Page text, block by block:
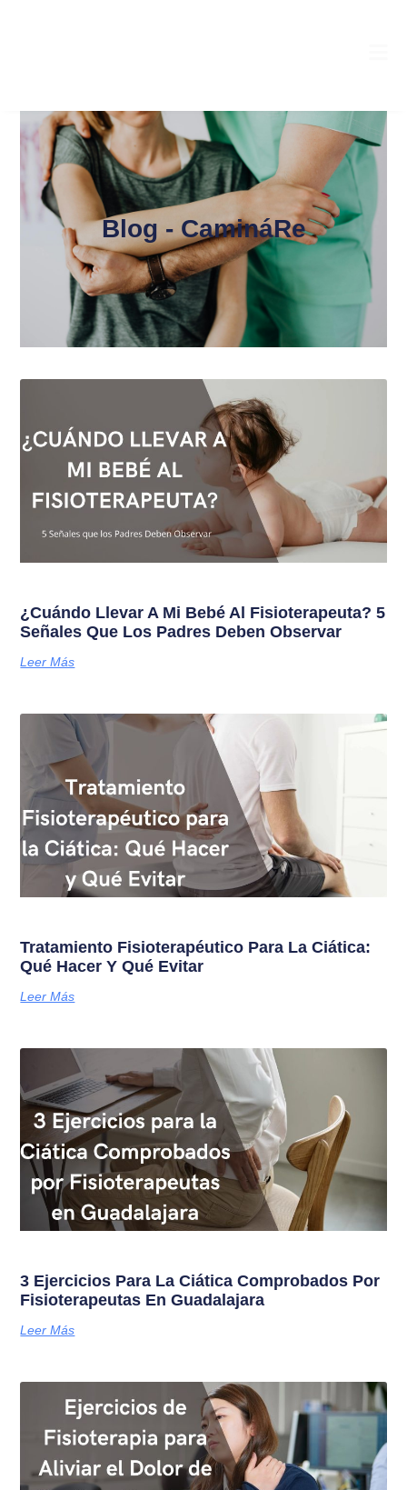
Blog - CamináRe
¿Cuándo Llevar A Mi Bebé Al Fisioterapeuta? 5
Señales Que Los Padres Deben Observar
Leer Más
Tratamiento Fisioterapéutico Para La Ciática:
Qué Hacer Y Qué Evitar
Leer Más
3 Ejercicios Para La Ciática Comprobados Por
Fisioterapeutas En Guadalajara
Leer Más